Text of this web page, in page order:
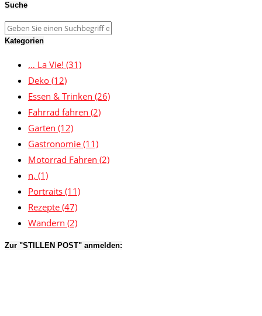
Suche
Kategorien
… La Vie! (31)
Deko (12)
Essen & Trinken (26)
Fahrrad fahren (2)
Garten (12)
Gastronomie (11)
Motorrad Fahren (2)
n, (1)
Portraits (11)
Rezepte (47)
Wandern (2)
Zur "STILLEN POST" anmelden: